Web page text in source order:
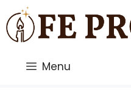
Saltar
al
contenido
Menu